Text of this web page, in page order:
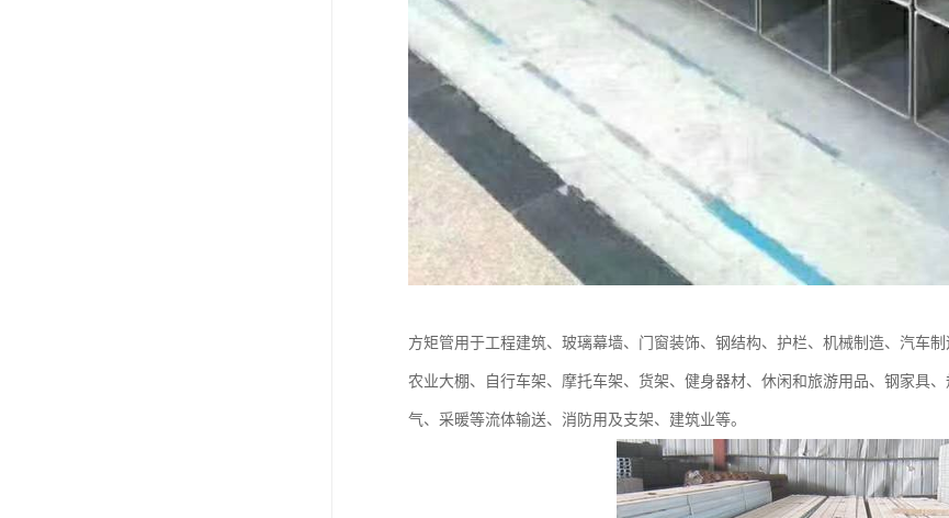
方矩管用于工程建筑、玻璃幕墙、门窗装饰、钢结构、护栏、机械制造、汽车
农业大棚、自行车架、摩托车架、货架、健身器材、休闲和旅游用品、钢家具
气、采暖等流体输送、消防用及支架、建筑业等。